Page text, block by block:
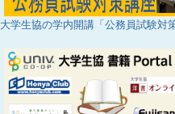
大学生協の学内開講「公務員試験対